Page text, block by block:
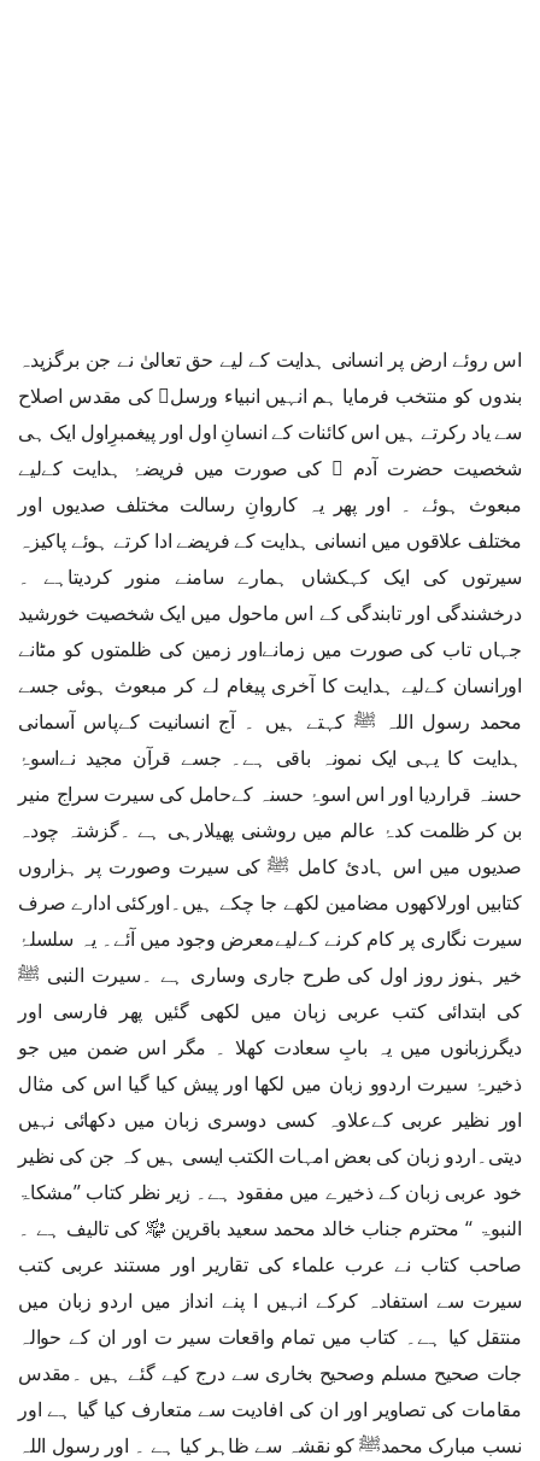
اس روئے ارض پر انسانی ہدایت کے لیے حق تعالیٰ نے جن برگزیدہ
بندوں کو منتخب فرمایا ہم انہیں انبیاء ورسل﷩ کی مقدس اصلاح
سے یاد رکرتے ہیں اس کائنات کے انسانِ اول اور پیغمبرِاول ایک ہی
شخصیت حضرت آدم ﷤ کی صورت میں فریضۂ ہدایت کےلیے
مبعوث ہوئے ۔ اور پھر یہ کاروانِ رسالت مختلف صدیوں اور
مختلف علاقوں میں انسانی ہدایت کے فریضے ادا کرتے ہوئے پاکیزہ
سیرتوں کی ایک کہکشاں ہمارے سامنے منور کردیتاہے ۔
درخشندگی اور تابندگی کے اس ماحول میں ایک شخصیت خورشید
جہاں تاب کی صورت میں زمانےاور زمین کی ظلمتوں کو مٹانے
اورانسان کےلیے ہدایت کا آخری پیغام لے کر مبعوث ہوئی جسے
محمد رسول اللہ ﷺ کہتے ہیں ۔ آج انسانیت کےپاس آسمانی
ہدایت کا یہی ایک نمونہ باقی ہے۔ جسے قرآن مجید نےاسوۂ
حسنہ قراردیا اور اس اسوۂ حسنہ کےحامل کی سیرت سراج منیر
بن کر ظلمت کدۂ عالم میں روشنی پھیلارہی ہے ۔گزشتہ چودہ
صدیوں میں اس ہادئ کامل ﷺ کی سیرت وصورت پر ہزاروں
کتابیں اورلاکھوں مضامین لکھے جا چکے ہیں۔اورکئی ادارے صرف
سیرت نگاری پر کام کرنے کےلیےمعرض وجود میں آئے۔ یہ سلسلۂ
خیر ہنوز روز اول کی طرح جاری وساری ہے ۔سیرت النبی ﷺ
کی ابتدائی کتب عربی زبان میں لکھی گئیں پھر فارسی اور
دیگرزبانوں میں یہ بابِ سعادت کھلا ۔ مگر اس ضمن میں جو
ذخیرۂ سیرت اردوو زبان میں لکھا اور پیش کیا گیا اس کی مثال
اور نظیر عربی کےعلاوہ کسی دوسری زبان میں دکھائی نہیں
دیتی۔اردو زبان کی بعض امہات الکتب ایسی ہیں کہ جن کی نظیر
خود عربی زبان کے ذخیرے میں مفقود ہے۔ زیر نظر کتاب ’’مشکاۃ
النبوۃ ‘‘ محترم جناب خالد محمد سعید باقرین ﷾ کی تالیف ہے ۔
صاحب کتاب نے عرب علماء کی تقاریر اور مستند عربی کتب
سیرت سے استفادہ کرکے انہیں ا پنے انداز میں اردو زبان میں
منتقل کیا ہے۔ کتاب میں تمام واقعات سیر ت اور ان کے حوالہ
جات صحیح مسلم وصحیح بخاری سے درج کیے گئے ہیں ۔مقدس
مقامات کی تصاویر اور ان کی افادیت سے متعارف کیا گیا ہے اور
نسب مبارک محمدﷺ کو نقشہ سے ظاہر کیا ہے ۔ اور رسول اللہ